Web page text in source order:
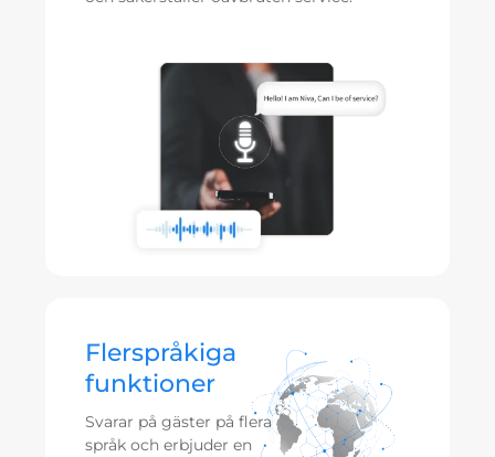
Flerspråkiga
funktioner
Svarar på gäster på flera
språk och erbjuder en